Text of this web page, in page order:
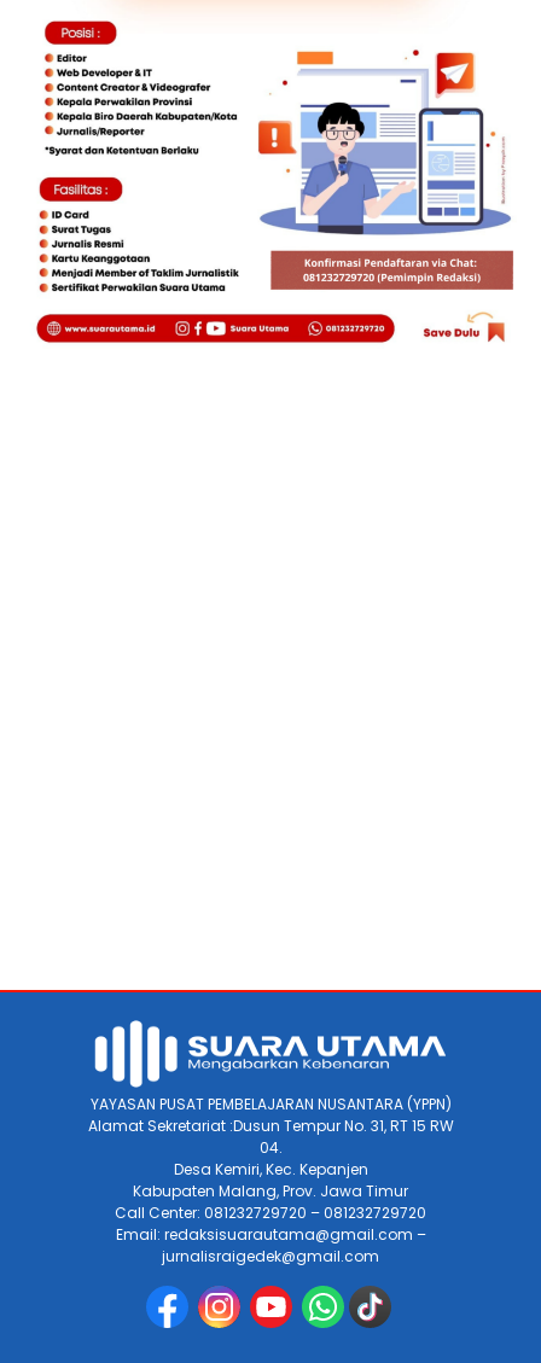
YAYASAN PUSAT PEMBELAJARAN NUSANTARA (YPPN)
Alamat Sekretariat :Dusun Tempur No. 31, RT 15 RW
04.
Desa Kemiri, Kec. Kepanjen
Kabupaten Malang, Prov. Jawa Timur
Call Center: 081232729720 – 081232729720
Email: redaksisuarautama@gmail.com –
jurnalisraigedek@gmail.com